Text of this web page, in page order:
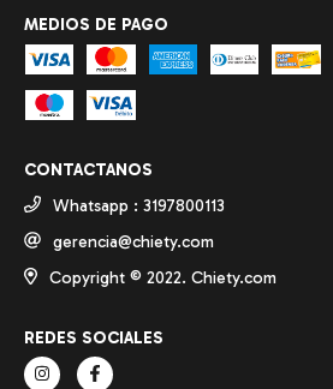
MEDIOS DE PAGO
CONTACTANOS
Whatsapp : 3197800113
gerencia@chiety.com
Copyright ©️ 2022. Chiety.com
REDES SOCIALES